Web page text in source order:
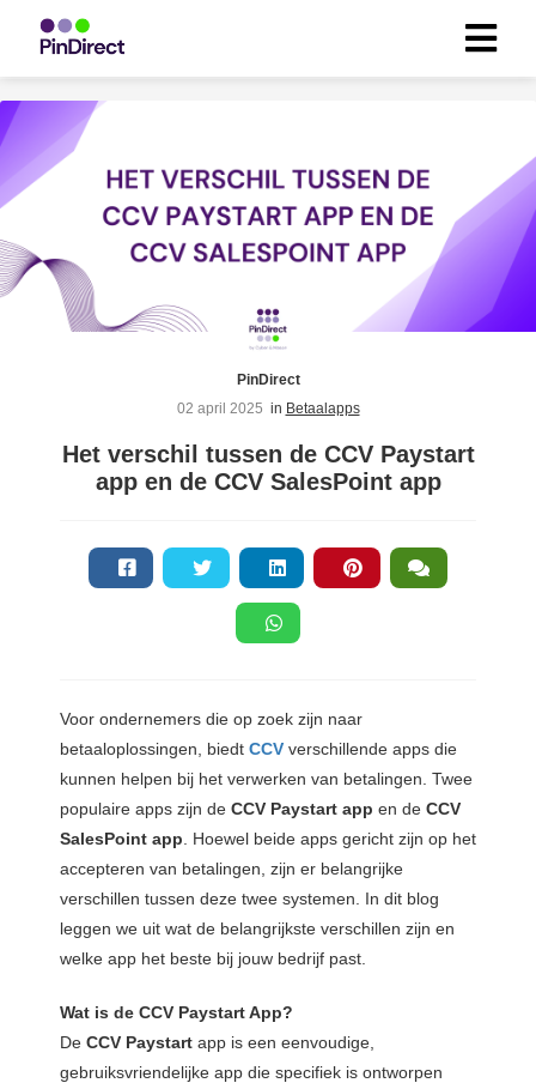
PinDirect
02 april 2025 in Betaalapps
Het verschil tussen de CCV Paystart
app en de CCV SalesPoint app
Voor ondernemers die op zoek zijn naar
betaaloplossingen, biedt CCV verschillende apps die
kunnen helpen bij het verwerken van betalingen. Twee
populaire apps zijn de CCV Paystart app en de CCV
SalesPoint app . Hoewel beide apps gericht zijn op het
accepteren van betalingen, zijn er belangrijke
verschillen tussen deze twee systemen. In dit blog
leggen we uit wat de belangrijkste verschillen zijn en
welke app het beste bij jouw bedrijf past.
Wat is de CCV Paystart App?
De CCV Paystart app is een eenvoudige,
gebruiksvriendelijke app die specifiek is ontworpen
beleid
gebruikt
worden
over
op
gebruikt
te